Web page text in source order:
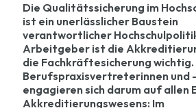
Die Qualitätssicherung im
ist ein unerlässlicher Baustein
verantwortlicher
Arbeitgeber ist die
die Fachkräftesicherung wichtig.
Berufspraxisvertreterinnen
engagieren sich darum auf allen
Akkreditierungswesens: Im